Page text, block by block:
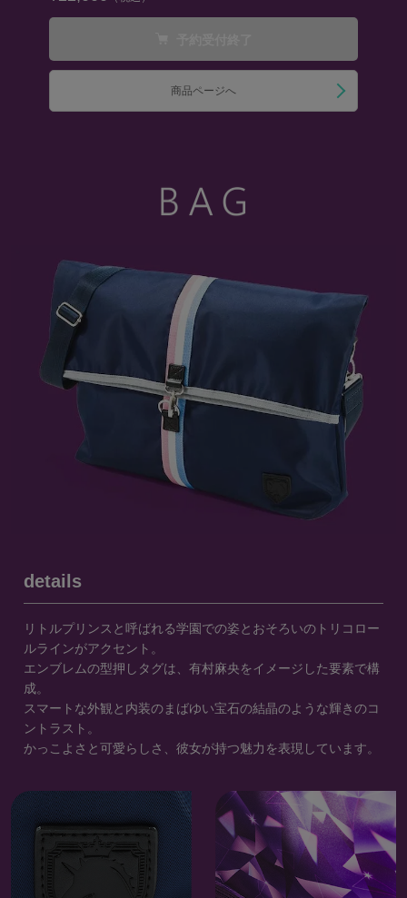
商品ページへ
details
リトルプリンスと呼ばれる学園での姿とおそろいのトリコロー
ルラインがアクセント。
エンブレムの型押しタグは、有村麻央をイメージした要素で構
成。
スマートな外観と内装のまばゆい宝石の結晶のような輝きのコ
ントラスト。
かっこよさと可愛らしさ、彼女が持つ魅力を表現しています。